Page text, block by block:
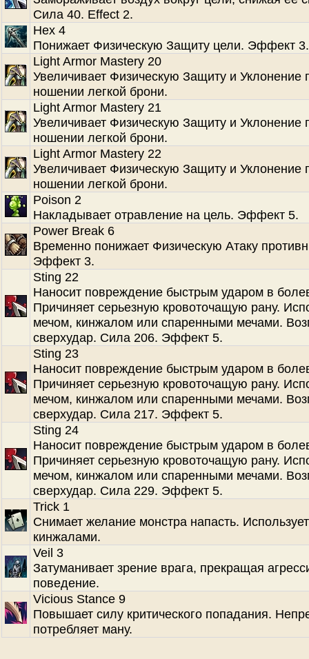
Сила 40. Effect 2.
Hex 4
Понижает Физическую Защиту цели. Эффект 3.
Light Armor Mastery 20
Увеличивает Физическую Защиту и Уклонение
ношении легкой брони.
Light Armor Mastery 21
Увеличивает Физическую Защиту и Уклонение
ношении легкой брони.
Light Armor Mastery 22
Увеличивает Физическую Защиту и Уклонение
ношении легкой брони.
Poison 2
Накладывает отравление на цель. Эффект 5.
Power Break 6
Временно понижает Физическую Атаку
Эффект 3.
Sting 22
Наносит повреждение быстрым ударом в
Причиняет серьезную кровоточащую рану.
мечом, кинжалом или спаренными мечами.
сверхудар. Сила 206. Эффект 5.
Sting 23
Наносит повреждение быстрым ударом в
Причиняет серьезную кровоточащую рану.
мечом, кинжалом или спаренными мечами.
сверхудар. Сила 217. Эффект 5.
Sting 24
Наносит повреждение быстрым ударом в
Причиняет серьезную кровоточащую рану.
мечом, кинжалом или спаренными мечами.
сверхудар. Сила 229. Эффект 5.
Trick 1
Снимает желание монстра напасть.
кинжалами.
Veil 3
Затуманивает зрение врага, прекращая
поведение.
Vicious Stance 9
Повышает силу критического попадания.
потребляет ману.